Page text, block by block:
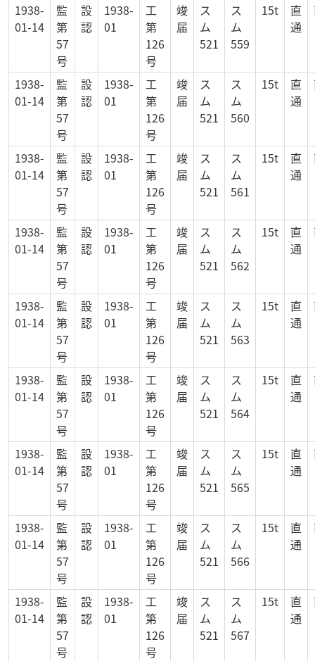
1938-
01-14
監
第
57
号
設
認
1938-
01
工
第
126
号
竣
届
ス
ム
521
ス
ム
559
15t
直
通
1938-
01-14
監
第
57
号
設
認
1938-
01
工
第
126
号
竣
届
ス
ム
521
ス
ム
560
15t
直
通
1938-
01-14
監
第
57
号
設
認
1938-
01
工
第
126
号
竣
届
ス
ム
521
ス
ム
561
15t
直
通
1938-
01-14
監
第
57
号
設
認
1938-
01
工
第
126
号
竣
届
ス
ム
521
ス
ム
562
15t
直
通
1938-
01-14
監
第
57
号
設
認
1938-
01
工
第
126
号
竣
届
ス
ム
521
ス
ム
563
15t
直
通
1938-
01-14
監
第
57
号
設
認
1938-
01
工
第
126
号
竣
届
ス
ム
521
ス
ム
564
15t
直
通
1938-
01-14
監
第
57
号
設
認
1938-
01
工
第
126
号
竣
届
ス
ム
521
ス
ム
565
15t
直
通
1938-
01-14
監
第
57
号
設
認
1938-
01
工
第
126
号
竣
届
ス
ム
521
ス
ム
566
15t
直
通
1938-
01-14
監
第
57
号
設
認
1938-
01
工
第
126
号
竣
届
ス
ム
521
ス
ム
567
15t
直
通